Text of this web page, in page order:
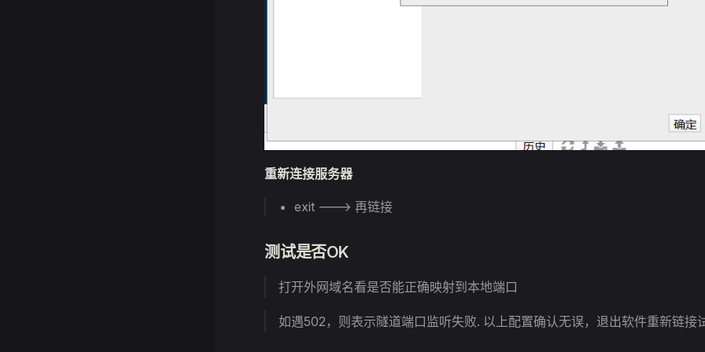
重新连接服务器
exit ---> 再链接
测试是否OK
打开外网域名看是否能正确映射到本地端口
如遇502，则表示隧道端口监听失败. 以上配置确认无误，退出软件重新链接